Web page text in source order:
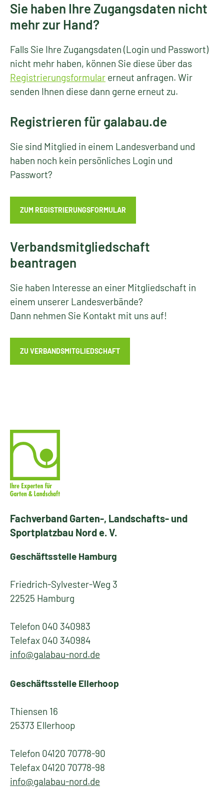
Sie haben Ihre Zugangsdaten nicht
mehr zur Hand?
Falls Sie Ihre Zugangsdaten (Login und Passwort)
nicht mehr haben, können Sie diese über das
Registrierungsformular erneut anfragen. Wir
senden Ihnen diese dann gerne erneut zu.
Registrieren für galabau.de
Sie sind Mitglied in einem Landesverband und
haben noch kein persönliches Login und
Passwort?
ZUM REGISTRIERUNGSFORMULAR
Verbandsmitgliedschaft
beantragen
Sie haben Interesse an einer Mitgliedschaft in
einem unserer Landesverbände?
Dann nehmen Sie Kontakt mit uns auf!
ZU VERBANDSMITGLIEDSCHAFT
Fachverband Garten-, Landschafts- und
Sportplatzbau Nord e. V.
Geschäftsstelle Hamburg
Friedrich-Sylvester-Weg 3
22525 Hamburg
Telefon 040 340983
Telefax 040 340984
info@galabau-nord.de
Geschäftsstelle Ellerhoop
Thiensen 16
25373 Ellerhoop
Telefon 04120 70778-90
Telefax 04120 70778-98
info@galabau-nord.de